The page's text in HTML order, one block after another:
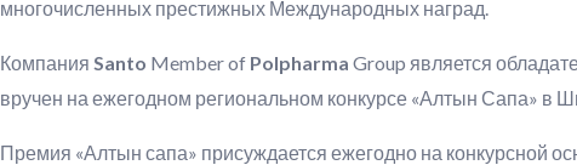
многочисленных престижных Международных наград.
Компания Santo Member of Polpharma Group является
вручен на ежегодном региональном конкурсе «Алтын Сапа» в
Премия «Алтын сапа» присуждается ежегодно на конкурсной